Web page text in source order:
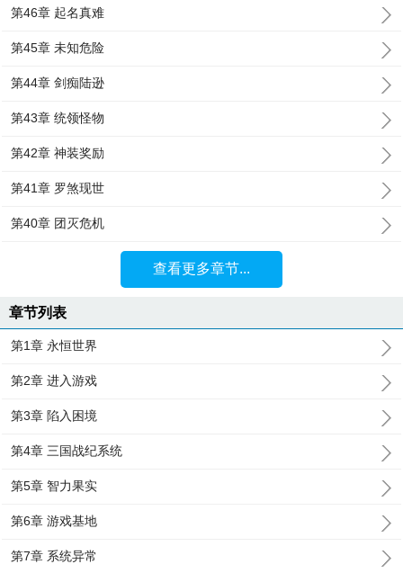
第46章 起名真难
第45章 未知危险
第44章 剑痴陆逊
第43章 统领怪物
第42章 神装奖励
第41章 罗煞现世
第40章 团灭危机
查看更多章节...
章节列表
第1章 永恒世界
第2章 进入游戏
第3章 陷入困境
第4章 三国战纪系统
第5章 智力果实
第6章 游戏基地
第7章 系统异常